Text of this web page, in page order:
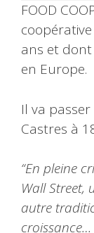
FOOD
ans et
en Europe.
Il va
Castres à
“En pleine
Wall Street,
autre